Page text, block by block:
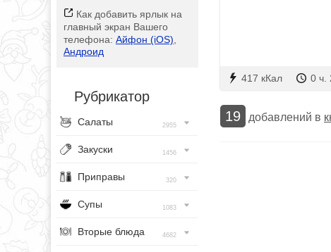
Как добавить ярлык на
главный экран Вашего
телефона: Айфон (iOS)
Андроид
Рубрикатор
Салаты 2955
Закуски 1456
Приправы 320
Супы 1083
Вторые блюда 4682
417 кКал 0 ч.
19 добавлений в